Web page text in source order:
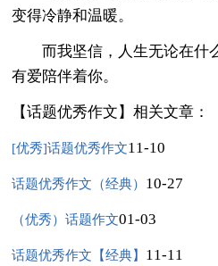
变得冷静和温暖。
而我坚信，人生无论在什
有爱陪伴着你。
【话题优秀作文】相关文章：
[优秀]话题优秀作文11-10
话题优秀作文（经典） 10-27
（优秀）话题作文01-03
话题优秀作文【经典】 11-11